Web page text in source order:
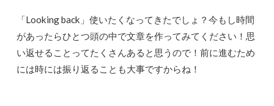
「Looking back」使いたくなってきたでしょ？今もし時間
があったらひとつ頭の中で文章を作ってみてください！思
い返せることってたくさんあると思うので！前に進むため
には時には振り返ることも大事ですからね！